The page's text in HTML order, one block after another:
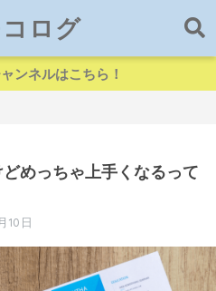
ログ
ンネルはこちら！
めっちゃ上手くなるって
10日